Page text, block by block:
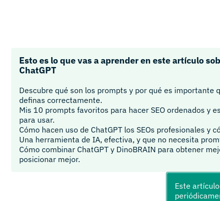
Esto es lo que vas a aprender en este artículo
ChatGPT
Descubre qué son los prompts y por qué es importante
definas correctamente.
Mis 10 prompts favoritos para hacer SEO ordenados y
para usar.
Cómo hacen uso de ChatGPT los SEOs profesionales y
Una herramienta de IA, efectiva, y que no necesita
Cómo combinar ChatGPT y DinoBRAIN para obtener
posicionar mejor.
Este